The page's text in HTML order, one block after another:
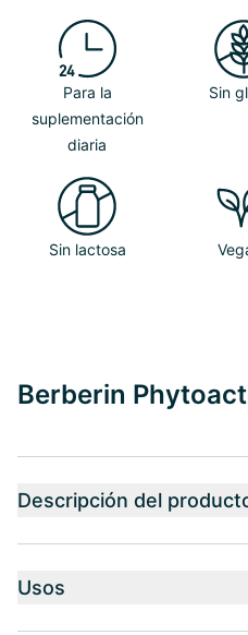
Para la
suplementación
diaria
Sin
Sin lactosa
Berberin
Descripción del
Usos